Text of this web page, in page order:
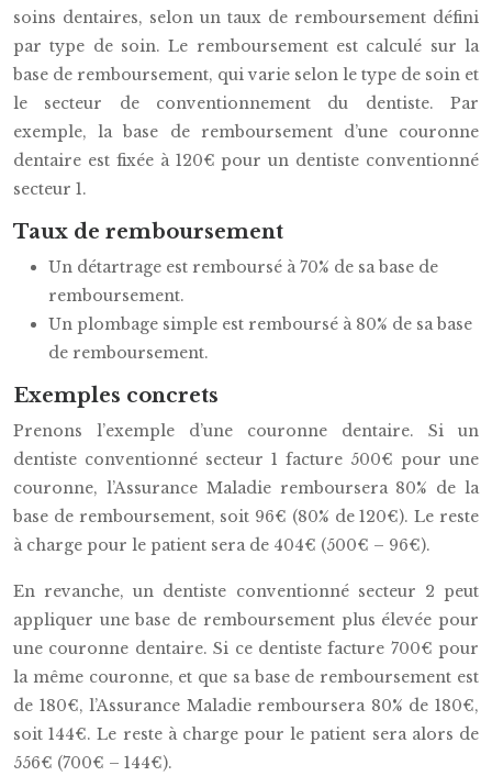
soins dentaires, selon un taux de remboursement défini
par type de soin. Le remboursement est calculé sur la
base de remboursement, qui varie selon le type de soin et
le secteur de conventionnement du dentiste. Par
exemple, la base de remboursement d’une couronne
dentaire est fixée à 120€ pour un dentiste conventionné
secteur 1.
Taux de remboursement
Un détartrage est remboursé à 70% de sa base de
remboursement.
Un plombage simple est remboursé à 80% de sa base
de remboursement.
Exemples concrets
Prenons l’exemple d’une couronne dentaire. Si un
dentiste conventionné secteur 1 facture 500€ pour une
couronne, l’Assurance Maladie remboursera 80% de la
base de remboursement, soit 96€ (80% de 120€). Le reste
à charge pour le patient sera de 404€ (500€ – 96€).
En revanche, un dentiste conventionné secteur 2 peut
appliquer une base de remboursement plus élevée pour
une couronne dentaire. Si ce dentiste facture 700€ pour
la même couronne, et que sa base de remboursement est
de 180€, l’Assurance Maladie remboursera 80% de 180€,
soit 144€. Le reste à charge pour le patient sera alors de
556€ (700€ – 144€).